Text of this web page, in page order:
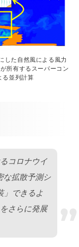
した自然風による風力
所有するスーパーコン
る並列計算
コロナウイ
な拡散予測シ
」できるよ
さらに発展